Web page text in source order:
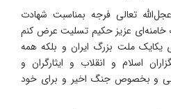
تعالی فرجه بمناسبت شهادت
خامنه‌ای عزیز حکیم تسلیت عرض کنم
ملت بزرگ ایران و بلکه همه
اسلام و انقلاب و ایثارگران و
و بخصوص جنگ اخیر و برای خود